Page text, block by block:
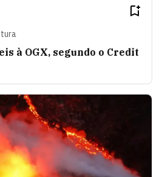
à OGX, segundo o Credit